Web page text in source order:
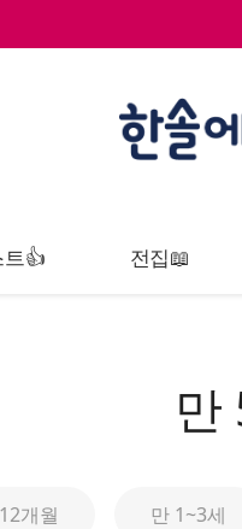
👍 전집📖
만
개월 만 1~3세